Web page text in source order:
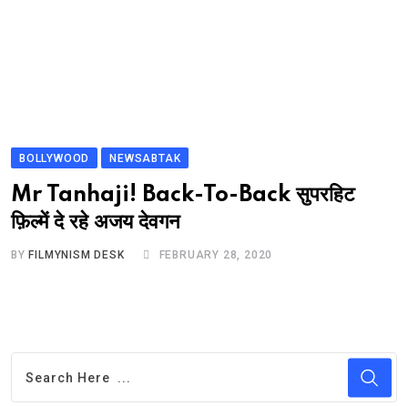
BOLLYWOOD NEWSABTAK
Mr Tanhaji! Back-To-Back सुपरहिट
फ़िल्में दे रहे अजय देवगन
BY FILMYNISM DESK FEBRUARY 28, 2020